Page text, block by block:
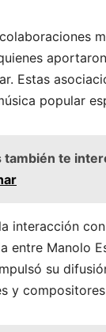
Estas
popular
también te
interacción
entre Manolo
su
y